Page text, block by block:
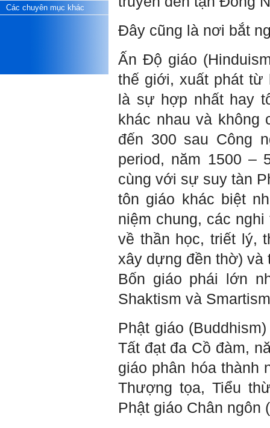
Một số việc phải làm ngay:
kiến trúc mà cả lĩnh vực liên
Các chuyên mục khác
Đây cũng là nơi bắt
Ấn Độ giáo
thế giới, xuất phát từ
là sự hợp nhất hay
khác nhau và không
đến 300 sau Công
period, năm 1500 –
cùng với sự suy tàn
tôn giáo khác biệt
niệm chung, các
về thần học, triết lý,
xây dựng đền thờ) và
Bốn giáo phái lớn
Shaktism và
Phật giáo
Tất đạt đa Cồ đàm,
giáo phân hóa thành
Thượng tọa, Tiểu
Phật giáo Chân ngôn